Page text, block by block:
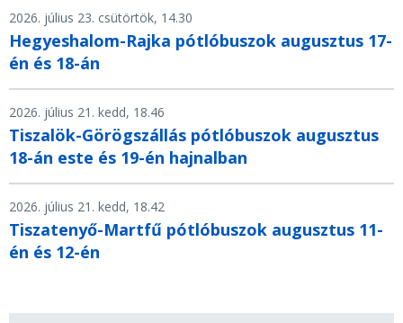
2026. július 23. csütörtök, 14.30
Hegyeshalom-Rajka pótlóbuszok augusztus 17-
én és 18-án
2026. július 21. kedd, 18.46
Tiszalök-Görögszállás pótlóbuszok augusztus
18-án este és 19-én hajnalban
2026. július 21. kedd, 18.42
Tiszatenyő-Martfű pótlóbuszok augusztus 11-
én és 12-én